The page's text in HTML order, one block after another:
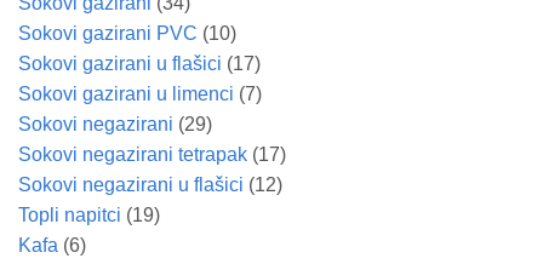
Sokovi gazirani PVC (10)
Sokovi gazirani u flašici (17)
Sokovi gazirani u limenci (7)
Sokovi negazirani (29)
Sokovi negazirani tetrapak (17)
Sokovi negazirani u flašici (12)
Topli napitci (19)
Kafa (6)